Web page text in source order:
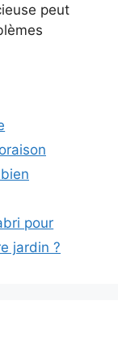
peut
pour
jardin ?